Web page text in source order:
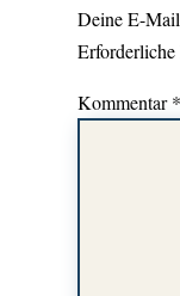
Deine E-
Kommentar*